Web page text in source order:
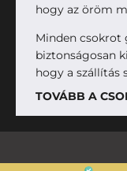
hogy az öröm
Minden csokrot
biztonságosan
hogy a szállítás
TOVÁBB A